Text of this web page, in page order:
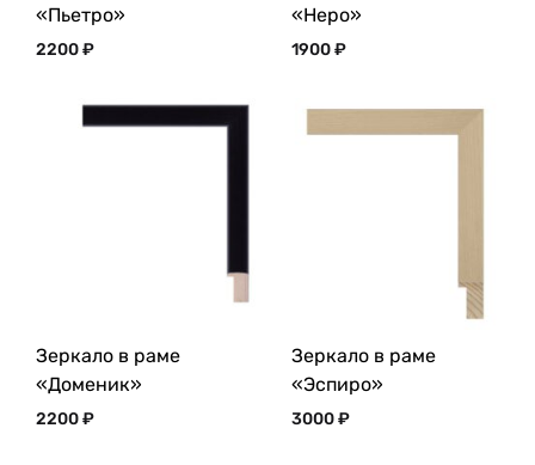
«Пьетро»
2200₽
«Неро»
1900₽
Зеркало в раме
«Доменик»
2200₽
Зеркало в раме
«Эспиро»
3000₽